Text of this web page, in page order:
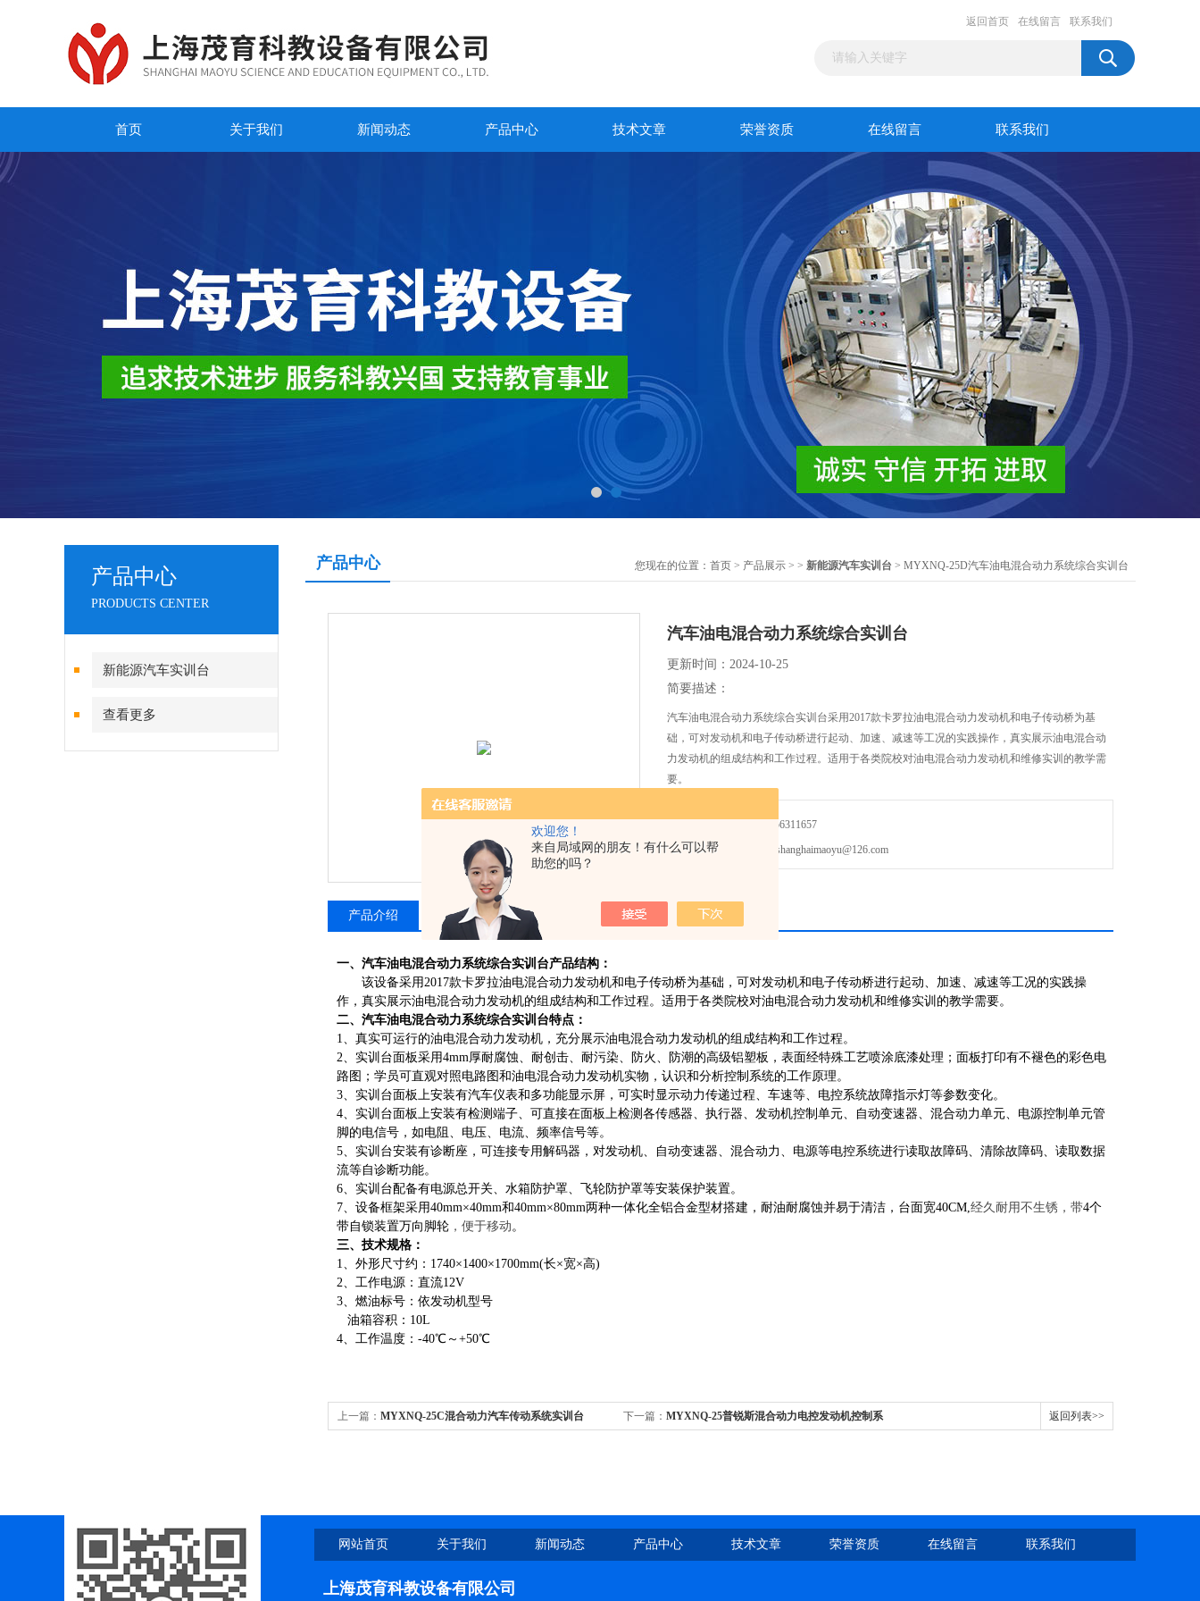
欢迎您！
来自局域网的朋友！有什么可以帮
助您的吗？
返回首页 在线留言 联系我们
首页 关于我们 新闻动态 产品中心 技术文章 荣誉资质 在线留言 联系我们
产品中心
PRODUCTS CENTER
新能源汽车实训台
查看更多
产品中心 您现在的位置： 首页 > 产品展示 > > 新能源汽车实训台 > MYXNQ-25D汽车油电混合动力系统综合实训台
汽车油电混合动力系统综合实训台
更新时间：2024-10-25
简要描述：
汽车油电混合动力系统综合实训台采用2017款卡罗拉油电混合动力发动机和电子传动桥为基
础，可对发动机和电子传动桥进行起动、加速、减速等工况的实践操作，真实展示油电混合动
力发动机的组成结构和工作过程。适用于各类院校对油电混合动力发动机和维修实训的教学需
要。
免费咨询：021-56311657
发邮件给我们：shanghaimaoyu@126.com
产品介绍 相关产品 留言询价
一、 汽车油电混合动力系统综合实训台产品结构：
该设备采用2017款卡罗拉油电混合动力发动机和电子传动桥为基础，可对发动机和电子传动桥进行起动、加速、减速等工况的实践操
作，真实展示油电混合动力发动机的组成结构和工作过程。适用于各类院校对油电混合动力发动机和维修实训的教学需要。
二、 汽车油电混合动力系统综合实训台特点：
1、真实可运行的油电混合动力发动机，充分展示油电混合动力发动机的组成结构和工作过程。
2、实训台面板采用4mm厚耐腐蚀、耐创击、耐污染、防火、防潮的高级铝塑板，表面经特殊工艺喷涂底漆处理；面板打印有不褪色的彩色电
路图；学员可直观对照电路图和油电混合动力发动机实物，认识和分析控制系统的工作原理。
3、实训台面板上安装有汽车仪表和多功能显示屏，可实时显示动力传递过程、车速等、电控系统故障指示灯等参数变化。
4、实训台面板上安装有检测端子、可直接在面板上检测各传感器、执行器、发动机控制单元、自动变速器、混合动力单元、电源控制单元管
脚的电信号，如电阻、电压、电流、频率信号等。
5、实训台安装有诊断座，可连接专用解码器，对发动机、自动变速器、混合动力、电源等电控系统进行读取故障码、清除故障码、读取数据
流等自诊断功能。
6、实训台配备有电源总开关、水箱防护罩、飞轮防护罩等安装保护装置。
7、 设备框架采用40mm×40mm和40mm×80mm两种一体化全铝合金型材搭建，耐油耐腐蚀并易于清洁，台面宽40CM,经久耐用不生锈，带4个
带自锁装置万向脚轮 ，便于移动。
三、技术规格：
1、外形尺寸约 ： 1740×1400×1700mm(长×宽×高)
2、工作电源：直流12V
3、燃油标号：依发动机型号
油箱容积： 10L
4、工作温度：-40℃～+50℃
上一篇： MYXNQ-25C混合动力汽车传动系统实训台 下一篇： MYXNQ-25普锐斯混合动力电控发动机控制系 返回列表>>
网站首页 关于我们 新闻动态 产品中心 技术文章 荣誉资质 在线留言 联系我们
上海茂育科教设备有限公司